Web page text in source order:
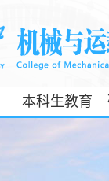
本科生教育